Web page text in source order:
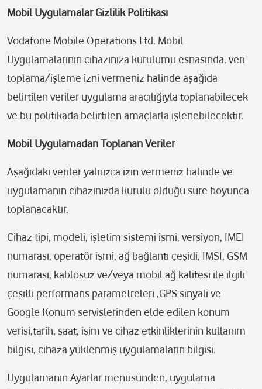
Mobil Uygulamalar Gizlilik Politikası
Vodafone Mobile Operations Ltd. Mobil
Uygulamalarının cihazınıza kurulumu esnasında, veri
toplama/işleme izni vermeniz halinde aşağıda
belirtilen veriler uygulama aracılığıyla toplanabilecek
ve bu politikada belirtilen amaçlarla işlenebilecektir.
Mobil Uygulamadan Toplanan Veriler
Aşağıdaki veriler yalnızca izin vermeniz halinde ve
uygulamanın cihazınızda kurulu olduğu süre boyunca
toplanacaktır.
Cihaz tipi, modeli, işletim sistemi ismi, versiyon, IMEI
numarası, operatör ismi, ağ bağlantı çeşidi, IMSI, GSM
numarası, kablosuz ve/veya mobil ağ kalitesi ile ilgili
çeşitli performans parametreleri ,GPS sinyali ve
Google Konum servislerinden elde edilen konum
verisi,tarih, saat, isim ve cihaz etkinliklerinin kullanım
bilgisi, cihaza yüklenmiş uygulamaların bilgisi.
Uygulamanın Ayarlar menüsünden, uygulama